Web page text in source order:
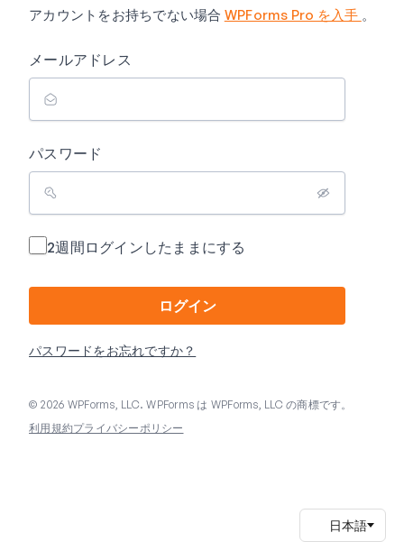
アカウントをお持ちでない場合 WPForms Pro を入手 。
メールアドレス
パスワード
2週間ログインしたままにする
ログイン
パスワードをお忘れですか？
© 2026 WPForms, LLC. WPForms は WPForms, LLC の商標です。
利用規約プライバシーポリシー